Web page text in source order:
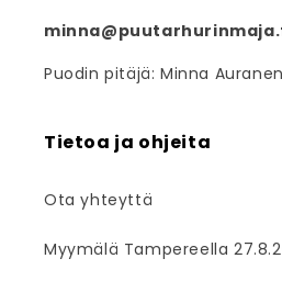
Puodin pitäjä: Minna Auranen
Tietoa ja ohjeita
Ota yhteyttä
Myymälä Tampereella